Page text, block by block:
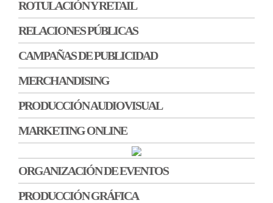
ROTULACIÓN Y RETAIL
RELACIONES PÚBLICAS
CAMPAÑAS DE PUBLICIDAD
MERCHANDISING
PRODUCCIÓN AUDIOVISUAL
MARKETING ONLINE
ORGANIZACIÓN DE EVENTOS
PRODUCCIÓN GRÁFICA